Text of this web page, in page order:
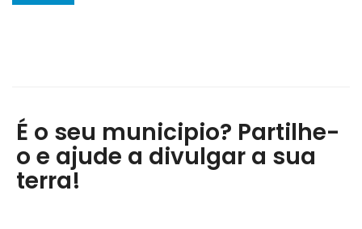
É o seu municipio? Partilhe-
o e ajude a divulgar a sua
terra!